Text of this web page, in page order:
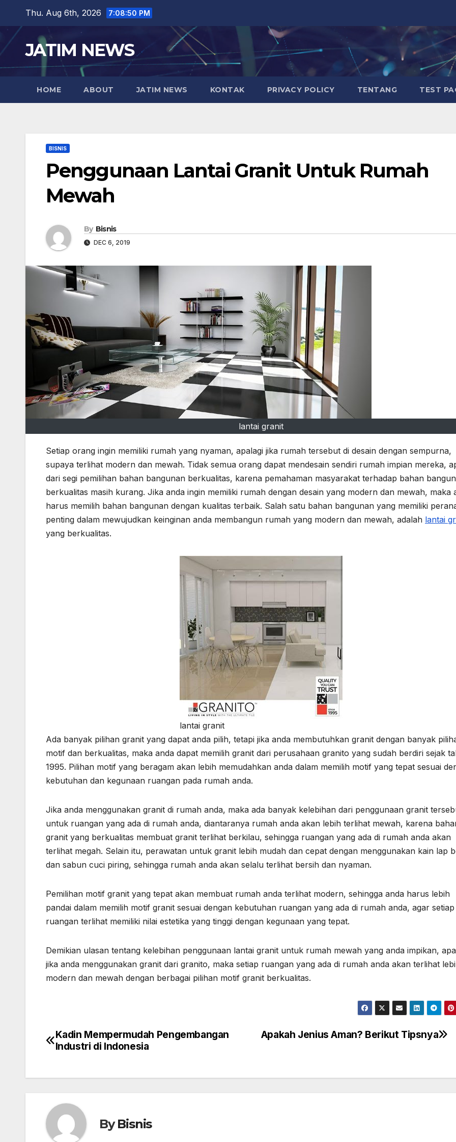
content
Thu. Aug 6th, 2026 7:08:51 PM
JATIM NEWS
HOME ABOUT JATIM NEWS KONTAK PRIVACY POLICY TENTANG TEST
BISNIS
Penggunaan Lantai Granit Untuk Rumah
Mewah
By Bisnis
DEC 6, 2019
lantai granit
Setiap orang ingin memiliki rumah yang nyaman, apalagi jika rumah tersebut di desain dengan sempurna,
supaya terlihat modern dan mewah. Tidak semua orang dapat mendesain sendiri rumah impian mereka,
dari segi pemilihan bahan bangunan berkualitas, karena pemahaman masyarakat terhadap bahan
berkualitas masih kurang. Jika anda ingin memiliki rumah dengan desain yang modern dan mewah, maka
harus memilih bahan bangunan dengan kualitas terbaik. Salah satu bahan bangunan yang memiliki
penting dalam mewujudkan keinginan anda membangun rumah yang modern dan mewah, adalah lantai
yang berkualitas.
lantai granit
Ada banyak pilihan granit yang dapat anda pilih, tetapi jika anda membutuhkan granit dengan banyak
motif dan berkualitas, maka anda dapat memilih granit dari perusahaan granito yang sudah berdiri sejak
1995. Pilihan motif yang beragam akan lebih memudahkan anda dalam memilih motif yang tepat sesuai
kebutuhan dan kegunaan ruangan pada rumah anda.
Jika anda menggunakan granit di rumah anda, maka ada banyak kelebihan dari penggunaan granit
untuk ruangan yang ada di rumah anda, diantaranya rumah anda akan lebih terlihat mewah, karena
granit yang berkualitas membuat granit terlihat berkilau, sehingga ruangan yang ada di rumah anda akan
terlihat megah. Selain itu, perawatan untuk granit lebih mudah dan cepat dengan menggunakan kain lap
dan sabun cuci piring, sehingga rumah anda akan selalu terlihat bersih dan nyaman.
Pemilihan motif granit yang tepat akan membuat rumah anda terlihat modern, sehingga anda harus lebih
pandai dalam memilih motif granit sesuai dengan kebutuhan ruangan yang ada di rumah anda, agar setiap
ruangan terlihat memiliki nilai estetika yang tinggi dengan kegunaan yang tepat.
Demikian ulasan tentang kelebihan penggunaan lantai granit untuk rumah mewah yang anda impikan,
jika anda menggunakan granit dari granito, maka setiap ruangan yang ada di rumah anda akan terlihat
modern dan mewah dengan berbagai pilihan motif granit berkualitas.
Post
Apakah Jenius Aman? Berikut Tipsnya
Kadin Mempermudah Pengembangan
Industri di Indonesia
ByBisnis